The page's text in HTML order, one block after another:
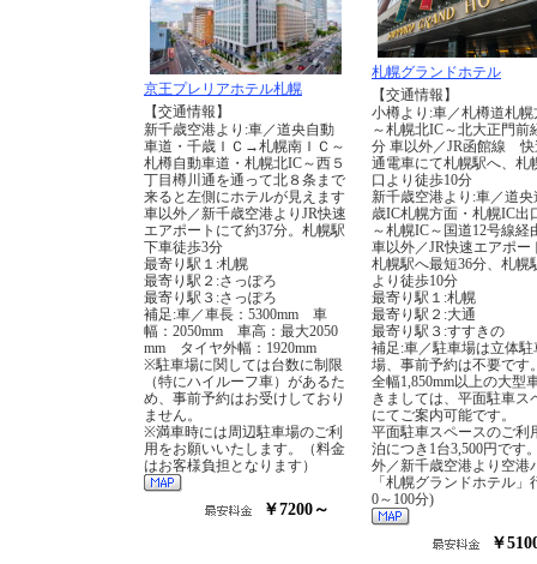
京王プレリアホテル札幌
【交通情報】
新千歳空港より:車／道央自動
車道・千歳ＩＣ→札幌南ＩＣ～
札樽自動車道・札幌北IC～西５
丁目樽川通を通って北８条まで
来ると左側にホテルが見えます
車以外／新千歳空港よりJR快速
エアポートにて約37分。札幌駅
下車徒歩3分
最寄り駅１:札幌
最寄り駅２:さっぽろ
最寄り駅３:さっぽろ
補足:車／車長：5300mm 車
幅：2050mm 車高：最大2050
mm タイヤ外幅：1920mm
※駐車場に関しては台数に制限
（特にハイルーフ車）があるた
め、事前予約はお受けしており
ません。
※満車時には周辺駐車場のご利
用をお願いいたします。（料金
はお客様負担となります）
￥7200～
札幌グランドホテル
【交通情報】
小樽より:車／札樽道札幌
～札幌北IC～北大正門前
分 車以外／JR函館線 快
通電車にて札幌駅へ、札
口より徒歩10分
新千歳空港より:車／道央
歳IC札幌方面・札幌IC出
～札幌IC～国道12号線経
車以外／JR快速エアポー
札幌駅へ最短36分、札幌
より徒歩10分
最寄り駅１:札幌
最寄り駅２:大通
最寄り駅３:すすきの
補足:車／駐車場は立体駐
場、事前予約は不要です
全幅1,850mm以上の大型
きましては、平面駐車ス
にてご案内可能です。
平面駐車スペースのご利
泊につき1台3,500円です
外／新千歳空港より空港
「札幌グランドホテル」
0～100分)
￥